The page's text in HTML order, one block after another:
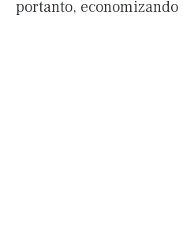
portanto, economizando